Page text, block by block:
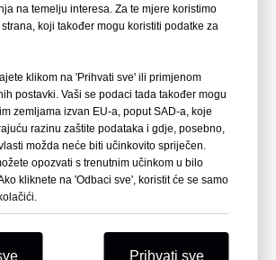
(ravna žica) za električne uredske
za električne ravne i sedlaste
za ručne spajalice za uvezivanje.
čelika i u boji za specijalne
na temelju interesa. Za te mjere koristimo
koji također mogu koristiti podatke za
klikom na 'Prihvati sve' ili primjenom
postavki. Vaši se podaci tada također mogu
zemljama izvan EU-a, poput SAD-a, koje
razinu zaštite podataka i gdje, posebno,
možda neće biti učinkovito spriječen.
opozvati s trenutnim učinkom u bilo
kliknete na 'Odbaci sve', koristit će se samo
Prihvati sve